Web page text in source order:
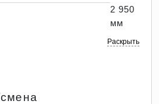
2 950
мм
Раскрыть